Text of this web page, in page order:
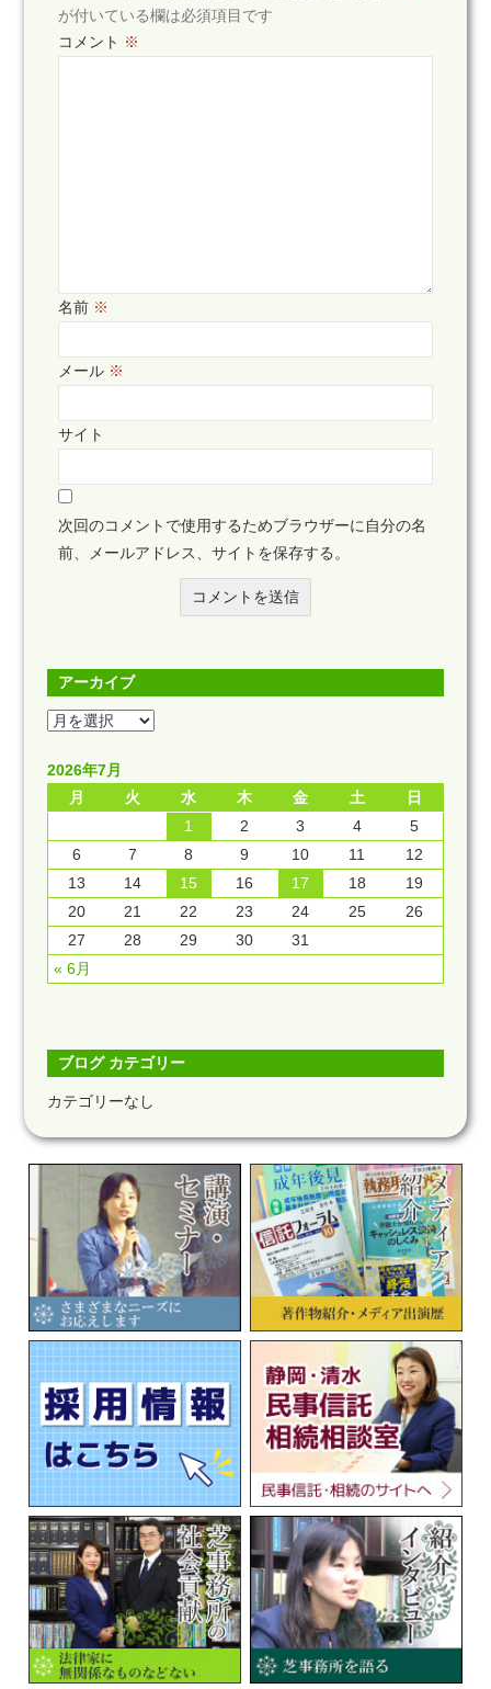
が付いている欄は必須項目です
コメント ※
名前 ※
メール ※
サイト
次回のコメントで使用するためブラウザーに自分の名
前、メールアドレス、サイトを保存する。
アーカイブ
2026年7月
月
火 水 木 金 土 日
« 6月
1 2 3 4
5
6
7 8 9 10 11
12
13
14 15 16 17 18
19
20
21 22 23 24 25
26
27
28 29 30 31
ブログ カテゴリー
カテゴリーなし